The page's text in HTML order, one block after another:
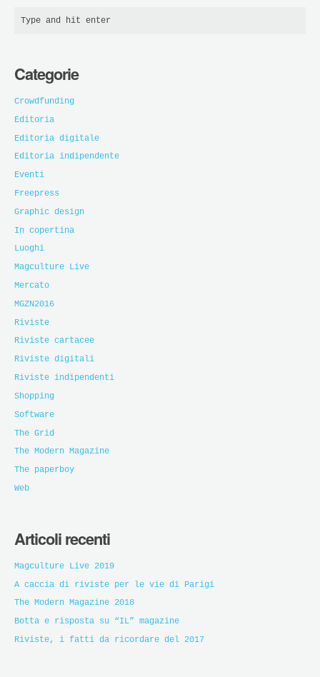
Categorie
Crowdfunding
Editoria
Editoria digitale
Editoria indipendente
Eventi
Freepress
Graphic design
In copertina
Luoghi
Magculture Live
Mercato
MGZN2016
Riviste
Riviste cartacee
Riviste digitali
Riviste indipendenti
Shopping
Software
The Grid
The Modern Magazine
The paperboy
Web
Articoli recenti
Magculture Live 2019
A caccia di riviste per le vie di Parigi
The Modern Magazine 2018
Botta e risposta su “IL” magazine
Riviste, i fatti da ricordare del 2017